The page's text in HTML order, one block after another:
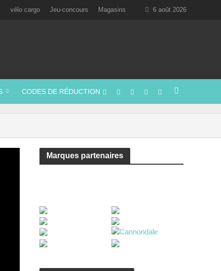
vélo cargo Jeu-concours Magasins 6 août 2026
CODES DE RÉDUCTION
Marques partenaires